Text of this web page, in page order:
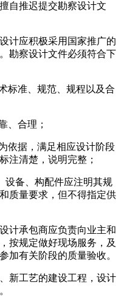
自推迟提交勘察设计文
计应积极采用国家推广的
勘察设计文件必须符合下
标准、规范、规程以及合
、合理；
依据，满足相应设计阶段
注清楚，说明完整；
设备、构配件应注明其规
质量要求，但不得指定供
计承包商应负责向业主和
按规定做好现场服务，及
加有关阶段的质量验收。
新工艺的建设工程，设计